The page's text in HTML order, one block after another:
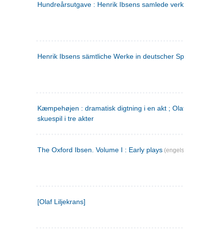
Hundreårsutgave : Henrik Ibsens samlede verker. 3
Henrik Ibsens sämtliche Werke in deutscher Sprache. 2
Kæmpehøjen : dramatisk digtning i en akt ; Olaf Liljekrans :
skuespil i tre akter
The Oxford Ibsen. Volume I : Early plays (engelsk)
[Olaf Liljekrans]